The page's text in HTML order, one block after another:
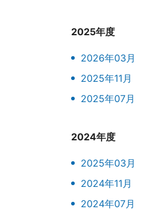
2025年度
2026年03月
2025年11月
2025年07月
2024年度
2025年03月
2024年11月
2024年07月